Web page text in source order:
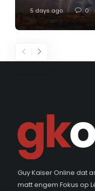
5 days ago 0
Guy Kaiser Online dat
matt engem Fokus op